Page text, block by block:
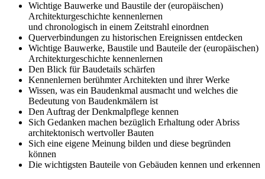
Wichtige Bauwerke und Baustile der (europäischen)
Architekturgeschichte kennenlernen
und chronologisch in einem Zeitstrahl einordnen
Querverbindungen zu historischen Ereignissen entdecken
Wichtige Bauwerke, Baustile und Bauteile der (europäischen)
Architekturgeschichte kennenlernen
Den Blick für Baudetails schärfen
Kennenlernen berühmter Architekten und ihrer Werke
Wissen, was ein Baudenkmal ausmacht und welches die
Bedeutung von Baudenkmälern ist
Den Auftrag der Denkmalpflege kennen
Sich Gedanken machen bezüglich Erhaltung oder Abriss
architektonisch wertvoller Bauten
Sich eine eigene Meinung bilden und diese begründen
können
Die wichtigsten Bauteile von Gebäuden kennen und erkennen